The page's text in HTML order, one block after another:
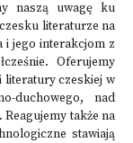
naszą uwagę ku
literaturze na
i jego interakcjom z
Oferujemy
literatury czeskiej w
duchowego, nad
także na
stawiają